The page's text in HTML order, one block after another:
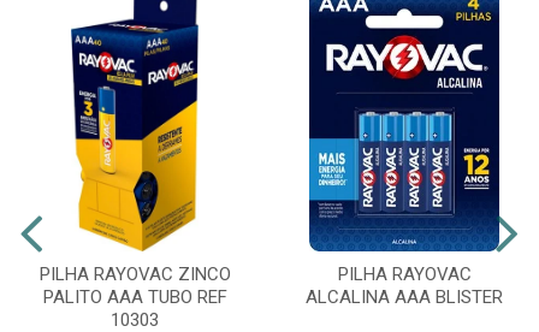
PILHA RAYOVAC ZINCO
PALITO AAA TUBO REF
10303
PILHA RAYOVAC
ALCALINA AAA BLISTER